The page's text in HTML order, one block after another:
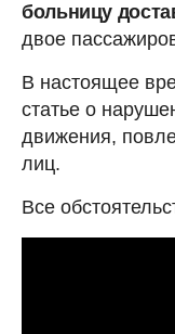
больницу
двое
В настоящее
статье о
движения,
лиц.
Все